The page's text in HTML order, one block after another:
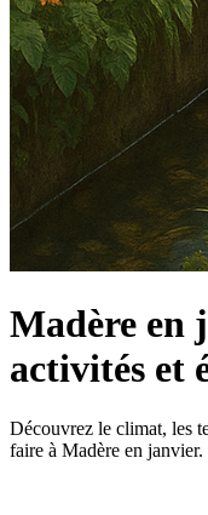
Madère en
activités et
Découvrez le climat, les
faire à Madère en